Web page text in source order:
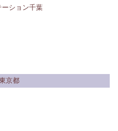
ション千葉
京都